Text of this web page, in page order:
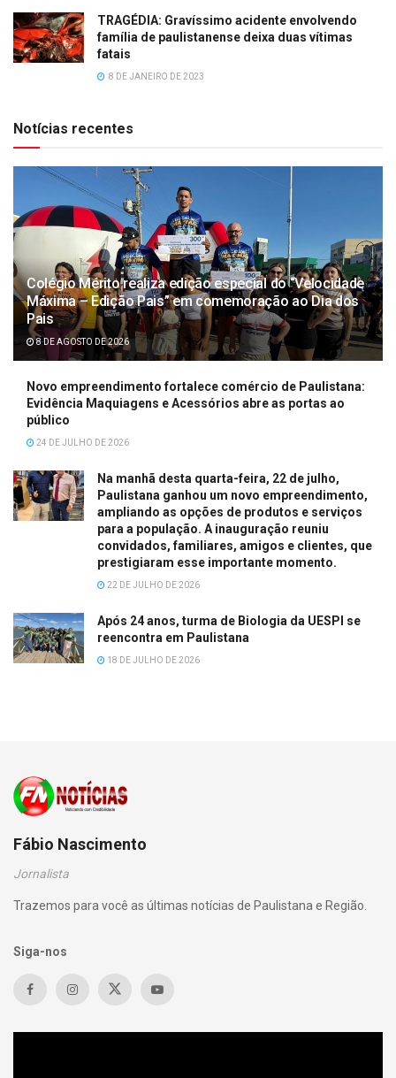
TRAGÉDIA: Gravíssimo acidente envolvendo
família de paulistanense deixa duas vítimas
fatais
8 DE JANEIRO DE 2023
Notícias recentes
Colégio Mérito realiza edição especial do “Velocidade
Máxima – Edição Pais” em comemoração ao Dia dos
Pais
8 DE AGOSTO DE 2026
Novo empreendimento fortalece comércio de Paulistana:
Evidência Maquiagens e Acessórios abre as portas ao
público
24 DE JULHO DE 2026
Na manhã desta quarta-feira, 22 de julho,
Paulistana ganhou um novo empreendimento,
ampliando as opções de produtos e serviços
para a população. A inauguração reuniu
convidados, familiares, amigos e clientes, que
prestigiaram esse importante momento.
22 DE JULHO DE 2026
Após 24 anos, turma de Biologia da UESPI se
reencontra em Paulistana
18 DE JULHO DE 2026
Fábio Nascimento
Jornalista
Trazemos para você as últimas notícias de Paulistana e Região.
Siga-nos